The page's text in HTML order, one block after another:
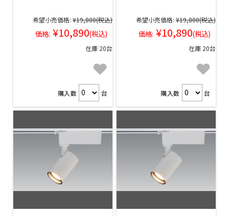
希望小売価格: ¥19,800(税込)
価格: ¥10,890(税込)
在庫 20台
購入数 台
希望小売価格: ¥19,800(税込)
価格: ¥10,890(税込)
在庫 20台
購入数 台